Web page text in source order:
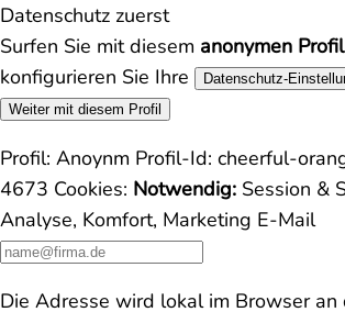
Datenschutz zuerst
Surfen Sie mit diesem anonymen
konfigurieren Sie Ihre
Datenschutz-
Weiter mit diesem Profil
Profil: Anoynm Profil-Id: cheerful-
4673 Cookies: Notwendig: Session &
Analyse, Komfort, Marketing E-Mail
Die Adresse wird lokal im Browser an